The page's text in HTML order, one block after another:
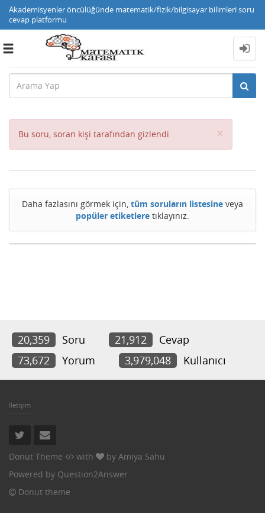
Akademisyenler öncülüğünde matematik/fizik/bilgisayar bilimleri soru
cevap platformu
Toggle
Bu soru, soran kişi tarafından gizlendi ×
Daha fazlasını görmek için, tüm soruların listesine veya
popüler etiketlere tıklayınız.
20,359 Soru 21,912
Cevap
73,672
Yorum 3,979,048 Kullanıcı
İletişim
Donut Theme with by Amiya Sahu
Powered by Question2Answer
Donut theme